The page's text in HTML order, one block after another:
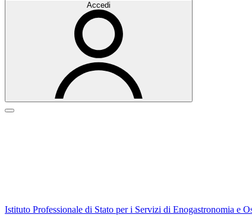
Accedi
Istituto Professionale di Stato per i Servizi di Enogastronomia e